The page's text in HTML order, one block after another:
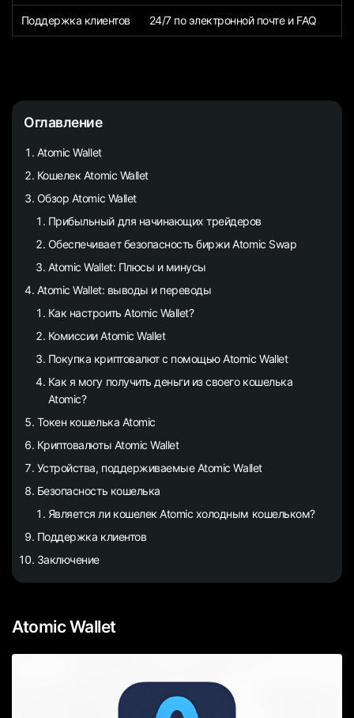
Поддержка клиентов 24/7 по электронной почте и FAQ
Оглавление
Atomic Wallet
Кошелек Atomic Wallet
Обзор Atomic Wallet
Прибыльный для начинающих трейдеров
Обеспечивает безопасность биржи Atomic Swap
Atomic Wallet: Плюсы и минусы
Atomic Wallet: выводы и переводы
Как настроить Atomic Wallet?
Комиссии Atomic Wallet
Покупка криптовалют с помощью Atomic Wallet
Как я могу получить деньги из своего кошелька
Atomic?
Токен кошелька Atomic
Криптовалюты Atomic Wallet
Устройства, поддерживаемые Atomic Wallet
Безопасность кошелька
Является ли кошелек Atomic холодным кошельком?
Поддержка клиентов
Заключение
Atomic Wallet